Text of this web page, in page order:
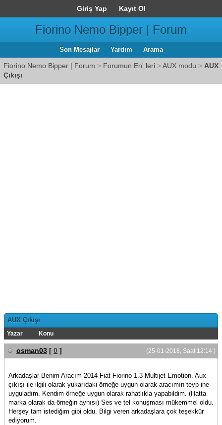
Giriş Yap Kayıt Ol
Fiorino Nemo Bipper | Forum
Son Mesajlar Yardım Arama
Fiorino Nemo Bipper | Forum > Forumun En' leri >AUX modu > AUX
Çıkışı
AUX Çıkışı
Yazar Konu
(25-01-2018, Saat:12:14 )
osman03 [ 0 ]
Arkadaşlar Benim Aracım 2014 Fiat Fiorino 1.3 Multijet Emotion. Aux
çıkışı ile ilgili olarak yukarıdaki örneğe uygun olarak aracımın teyp ine
uyguladım. Kendim örneğe uygun olarak rahatlıkla yapabildim. (Hatta
marka olarak da örneğin aynısı) Ses ve tel konuşması mükemmel oldu.
Herşey tam istediğim gibi oldu. Bilgi veren arkadaşlara çok teşekkür
ediyorum.